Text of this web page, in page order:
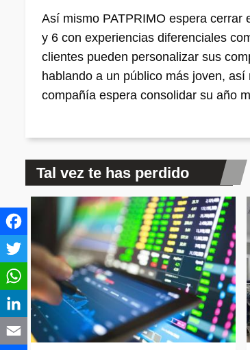
Así mismo PATPRIMO espera cerrar
y 6 con experiencias diferenciales
clientes pueden personalizar sus
hablando a un público más joven,
compañía espera consolidar su año
Tal vez te has perdido